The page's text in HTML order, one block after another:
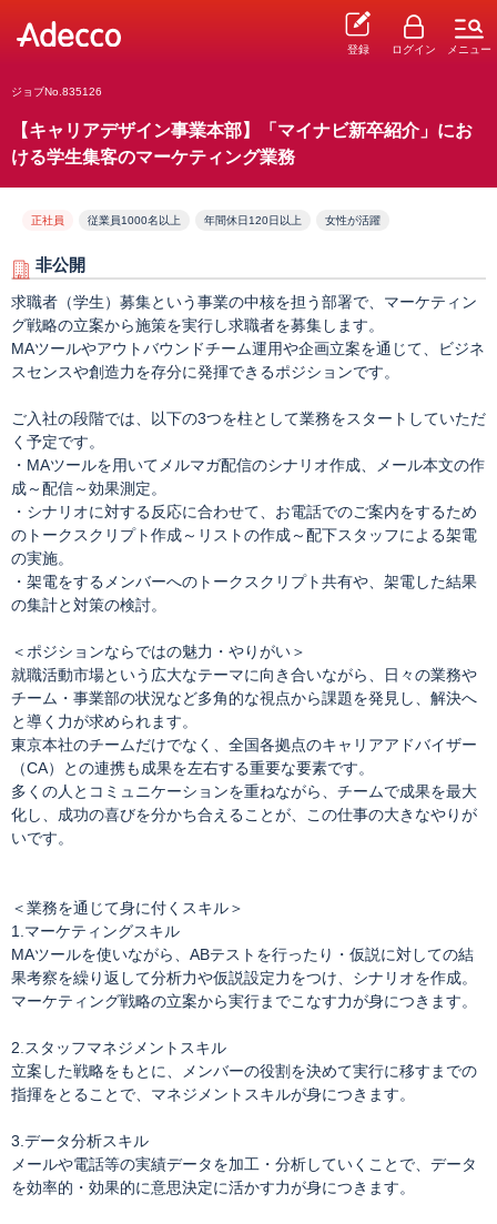
登録 ログイン メニュー
ジョブNo.835126
【キャリアデザイン事業本部】「マイナビ新卒紹介」にお
ける学生集客のマーケティング業務
正社員 従業員1000名以上 年間休日120日以上 女性が活躍
非公開
求職者（学生）募集という事業の中核を担う部署で、マーケティン
グ戦略の立案から施策を実行し求職者を募集します。
MAツールやアウトバウンドチーム運用や企画立案を通じて、ビジネ
スセンスや創造力を存分に発揮できるポジションです。
ご入社の段階では、以下の3つを柱として業務をスタートしていただ
く予定です。
・MAツールを用いてメルマガ配信のシナリオ作成、メール本文の作
成～配信～効果測定。
・シナリオに対する反応に合わせて、お電話でのご案内をするため
のトークスクリプト作成～リストの作成～配下スタッフによる架電
の実施。
・架電をするメンバーへのトークスクリプト共有や、架電した結果
の集計と対策の検討。
＜ポジションならではの魅力・やりがい＞
就職活動市場という広大なテーマに向き合いながら、日々の業務や
チーム・事業部の状況など多角的な視点から課題を発見し、解決へ
と導く力が求められます。
東京本社のチームだけでなく、全国各拠点のキャリアアドバイザー
（CA）との連携も成果を左右する重要な要素です。
多くの人とコミュニケーションを重ねながら、チームで成果を最大
化し、成功の喜びを分かち合えることが、この仕事の大きなやりが
いです。
＜業務を通じて身に付くスキル＞
1.マーケティングスキル
MAツールを使いながら、ABテストを行ったり・仮説に対しての結
果考察を繰り返して分析力や仮説設定力をつけ、シナリオを作成。
マーケティング戦略の立案から実行までこなす力が身につきます。
2.スタッフマネジメントスキル
立案した戦略をもとに、メンバーの役割を決めて実行に移すまでの
指揮をとることで、マネジメントスキルが身につきます。
3.データ分析スキル
メールや電話等の実績データを加工・分析していくことで、データ
を効率的・効果的に意思決定に活かす力が身につきます。